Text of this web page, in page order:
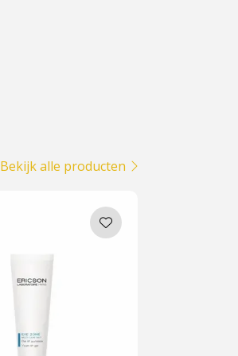
Bekijk alle producten